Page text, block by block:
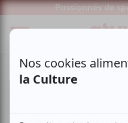
Passionnés de